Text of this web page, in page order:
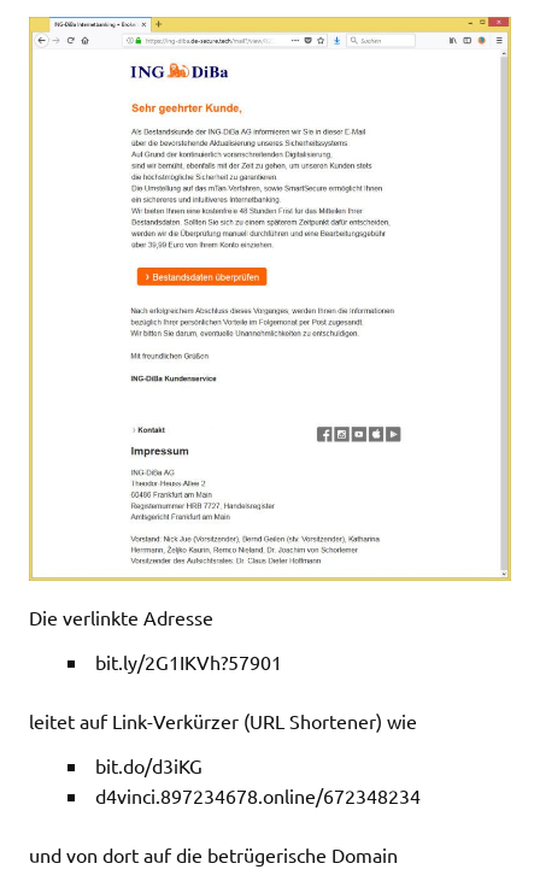
Die verlinkte Adresse
bit.ly/2G1IKVh?57901
leitet auf Link-Verkürzer (URL Shortener) wie
bit.do/d3iKG
d4vinci.897234678.online/672348234
und von dort auf die betrügerische Domain